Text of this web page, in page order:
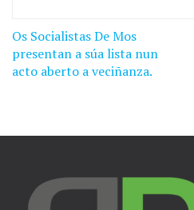
Navegación
de
Os Socialistas De Mos
presentan a súa lista nun
acto aberto a veciñanza.